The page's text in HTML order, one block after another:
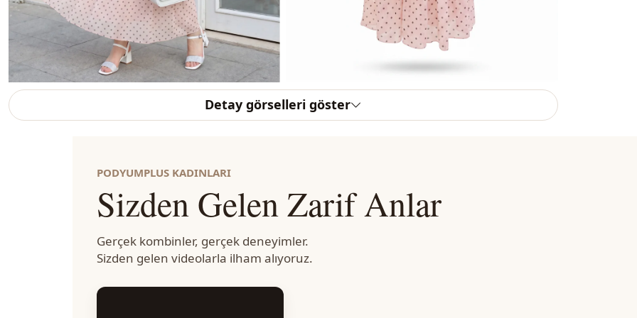
Detay görselleri göster
PODYUMPLUS KADINLARI
Sizden Gelen Zarif Anlar
Gerçek kombinler, gerçek deneyimler.
Sizden gelen videolarla ilham alıyoruz.